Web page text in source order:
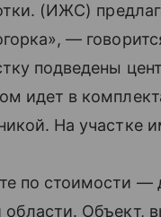
(ИЖС)
—
подведены
идет в
На участке
по стоимости —
области. Объект,